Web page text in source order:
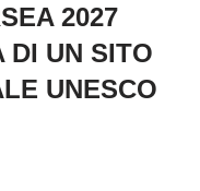
2027
DI UN SITO
UNESCO